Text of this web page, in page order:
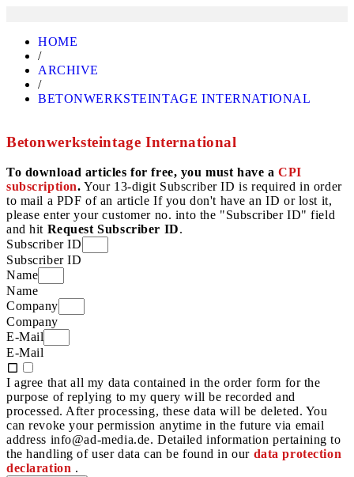
HOME
/
ARCHIVE
/
BETONWERKSTEINTAGE INTERNATIONAL
Betonwerksteintage International
To download articles for free, you must have aCPI
subscription. Your 13-digit Subscriber ID is required in order
to mail a PDF of an article If you don't have an ID or lost it,
please enter your customer no. into the "Subscriber ID" field
and hit Request Subscriber ID.
Subscriber ID
Subscriber ID
Name
Name
Company
Company
E-Mail
E-Mail
I agree that all my data contained in the order form for the
purpose of replying to my query will be recorded and
processed. After processing, these data will be deleted. You
can revoke your permission anytime in the future via email
address info@ad-media.de. Detailed information pertaining to
the handling of user data can be found in our data protection
declaration .